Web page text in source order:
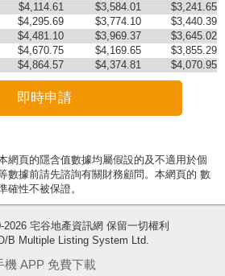
$4,114.61 $3,584.01
$3,241.65
$4,295.69 $3,774.10
$3,440.39
$4,481.10 $3,969.37
$3,645.02
$4,670.75 $4,169.65
$3,855.29
$4,864.57 $4,374.81 $4,070.95
即時申請
網頁的隱含值數據均屬假設的及不適用於個
數據前請先諮詢有關財務顧問。本網頁的 數
確性不被保證。
宅谷地產資訊網 保留一切權利
B Multiple Listing System Ltd.
機 APP 免費下載